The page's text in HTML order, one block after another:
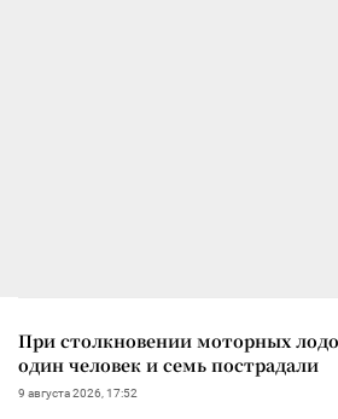
При столкновении моторных
один человек и семь пострадали
9 августа 2026, 17:52